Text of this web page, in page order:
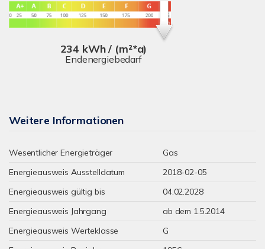
234 kWh / (m²*a)
Endenergiebedarf
Weitere Informationen
Wesentlicher Energieträger
Gas
Energieausweis Ausstelldatum
2018-02-05
Energieausweis gültig bis
04.02.2028
Energieausweis Jahrgang
ab dem 1.5.2014
Energieausweis Werteklasse
G